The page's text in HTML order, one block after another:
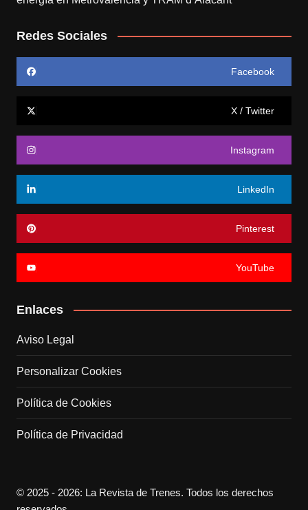
Redes Sociales
Facebook
X / Twitter
Instagram
LinkedIn
Pinterest
YouTube
Enlaces
Aviso Legal
Personalizar Cookies
Política de Cookies
Política de Privacidad
© 2025 - 2026: La Revista de Trenes. Todos los derechos